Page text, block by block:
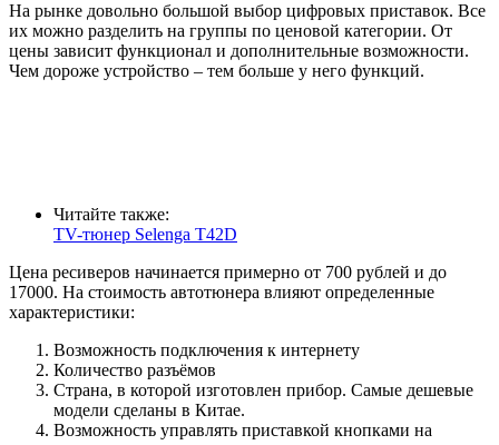
На рынке довольно большой выбор цифровых приставок. Все
их можно разделить на группы по ценовой категории. От
цены зависит функционал и дополнительные возможности.
Чем дороже устройство – тем больше у него функций.
Читайте также:
TV-тюнер Selenga T42D
Цена ресиверов начинается примерно от 700 рублей и до
17000. На стоимость автотюнера влияют определенные
характеристики:
Возможность подключения к интернету
Количество разъёмов
Страна, в которой изготовлен прибор. Самые дешевые
модели сделаны в Китае.
Возможность управлять приставкой кнопками на